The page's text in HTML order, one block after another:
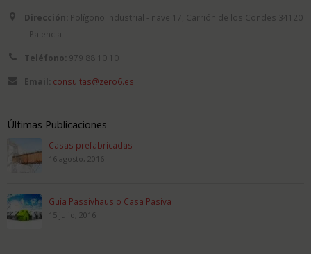
Dirección: Polígono Industrial - nave 17, Carrión de los Condes 34120
- Palencia
Teléfono: 979 88 10 10
Email: consultas@zero6.es
Últimas Publicaciones
Casas prefabricadas
16 agosto, 2016
Guía Passivhaus o Casa Pasiva
15 julio, 2016